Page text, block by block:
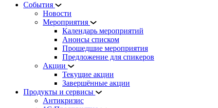
События
Новости
Мероприятия
Календарь мероприятий
Анонсы списком
Прошедшие мероприятия
Предложение для спикеров
Акции
Текущие акции
Завершённые акции
Продукты и сервисы
Антикризис